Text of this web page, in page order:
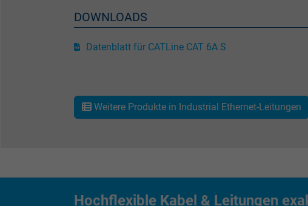
Anbieter
Laufzeit
Zweck
Anbieter
DOWNLOADS
Datenblatt für CATLine CAT 6A S
Weitere Produkte in Industrial Ethernet-Leitungen
Hochflexible Kabel & Leitungen